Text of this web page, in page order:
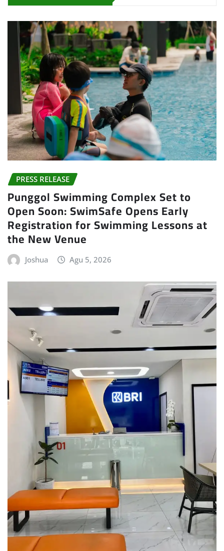
PRESS RELEASE
Punggol Swimming Complex Set to
Open Soon: SwimSafe Opens Early
Registration for Swimming Lessons at
the New Venue
Joshua Agu 5, 2026